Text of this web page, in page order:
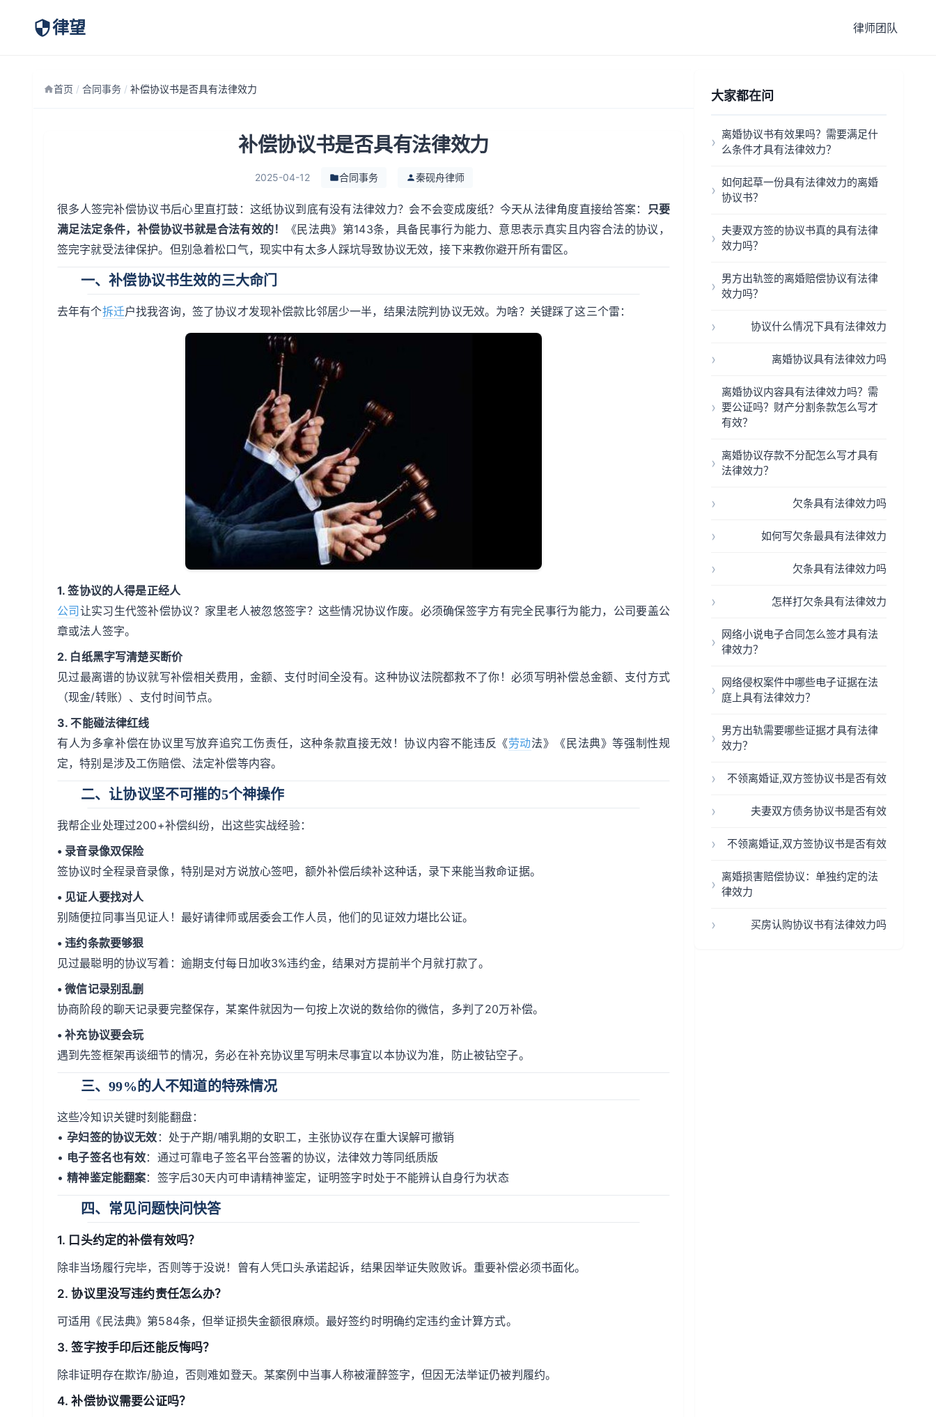
律望 律师团队
首页 / 合同事务 / 补偿协议书是否具有法律效力
补偿协议书是否具有法律效力
2025-04-12 合同事务 秦砚舟律师
很多人签完补偿协议书后心里直打鼓：这纸协议到底有没有法律效力？会不会变成废纸？今天从法律角度直接给答案： 只要
满足法定条件，补偿协议书就是合法有效的！
《民法典》第143条，具备民事行为能力、意思表示真实且内容合法的协议，
签完字就受法律保护。但别急着松口气，现实中有太多人踩坑导致协议无效，接下来教你避开所有雷区。
一、补偿协议书生效的三大命门
去年有个拆迁户找我咨询，签了协议才发现补偿款比邻居少一半，结果法院判协议无效。为啥？关键踩了这三个雷：
1. 签协议的人得是正经人
公司 让实习生代签补偿协议？家里老人被忽悠签字？这些情况协议作废。必须确保签字方有完全民事行为能力，公司要盖公
章或法人签字。
2. 白纸黑字写清楚买断价
见过最离谱的协议就写补偿相关费用，金额、支付时间全没有。这种协议法院都救不了你！必须写明补偿总金额、支付方式
（现金/转账）、支付时间节点。
3. 不能碰法律红线
有人为多拿补偿在协议里写放弃追究工伤责任，这种条款直接无效！协议内容不能违反《劳动法》《民法典》等强制性规
定，特别是涉及工伤赔偿、法定补偿等内容。
二、让协议坚不可摧的5个神操作
我帮企业处理过200+补偿纠纷，出这些实战经验：
• 录音录像双保险
签协议时全程录音录像，特别是对方说放心签吧，额外补偿后续补这种话，录下来能当救命证据。
• 见证人要找对人
别随便拉同事当见证人！最好请律师或居委会工作人员，他们的见证效力堪比公证。
• 违约条款要够狠
见过最聪明的协议写着：逾期支付每日加收3%违约金，结果对方提前半个月就打款了。
• 微信记录别乱删
协商阶段的聊天记录要完整保存，某案件就因为一句按上次说的数给你的微信，多判了20万补偿。
• 补充协议要会玩
遇到先签框架再谈细节的情况，务必在补充协议里写明未尽事宜以本协议为准，防止被钻空子。
三、99%的人不知道的特殊情况
这些冷知识关键时刻能翻盘：
•孕妇签的协议无效 ：处于产期/哺乳期的女职工，主张协议存在重大误解可撤销
• 电子签名也有效：通过可靠电子签名平台签署的协议，法律效力等同纸质版
•精神鉴定能翻案：签字后30天内可申请精神鉴定，证明签字时处于不能辨认自身行为状态
四、常见问题快问快答
1. 口头约定的补偿有效吗？
除非当场履行完毕，否则等于没说！曾有人凭口头承诺起诉，结果因举证失败败诉。重要补偿必须书面化。
2. 协议里没写违约责任怎么办？
可适用《民法典》第584条，但举证损失金额很麻烦。最好签约时明确约定违约金计算方式。
3. 签字按手印后还能反悔吗？
除非证明存在欺诈/胁迫，否则难如登天。某案例中当事人称被灌醉签字，但因无法举证仍被判履约。
4. 补偿协议需要公证吗？
大家都在问
离婚协议书有效果吗？需要满足什
么条件才具有法律效力？
如何起草一份具有法律效力的离婚
协议书？
夫妻双方签的协议书真的具有法律
效力吗？
男方出轨签的离婚赔偿协议有法律
效力吗？
协议什么情况下具有法律效力
离婚协议具有法律效力吗
离婚协议内容具有法律效力吗？需
要公证吗？财产分割条款怎么写才
有效？
离婚协议存款不分配怎么写才具有
法律效力？
欠条具有法律效力吗
如何写欠条最具有法律效力
欠条具有法律效力吗
怎样打欠条具有法律效力
网络小说电子合同怎么签才具有法
律效力？
网络侵权案件中哪些电子证据在法
庭上具有法律效力？
男方出轨需要哪些证据才具有法律
效力？
不领离婚证,双方签协议书是否有效
夫妻双方债务协议书是否有效
不领离婚证,双方签协议书是否有效
离婚损害赔偿协议：单独约定的法
律效力
买房认购协议书有法律效力吗